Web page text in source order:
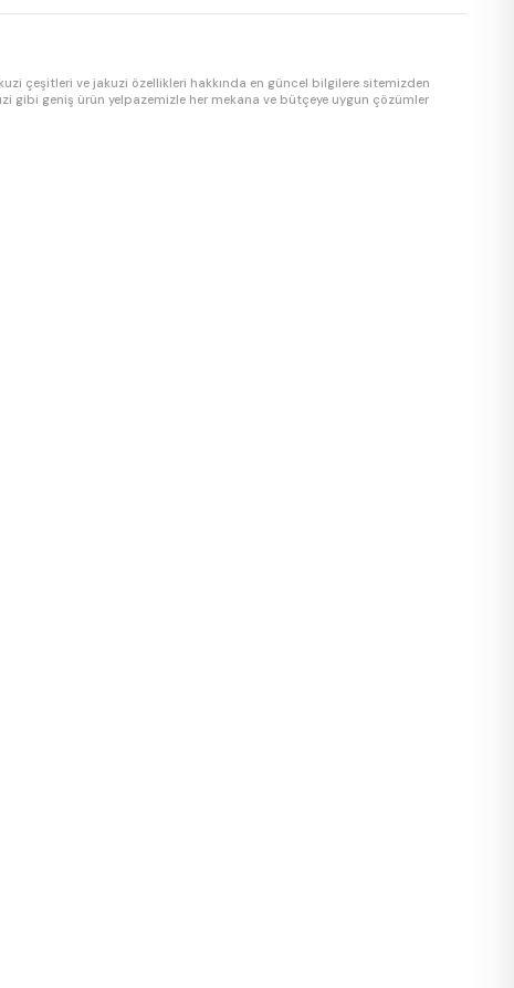
çeşitleri ve jakuzi özellikleri hakkında en güncel bilgilere sitemizden
gibi geniş ürün yelpazemizle her mekana ve bütçeye uygun çözümler
ozon dezenfeksiyon sistemi, hava masaj (blower) sistemi ve paslanmaz